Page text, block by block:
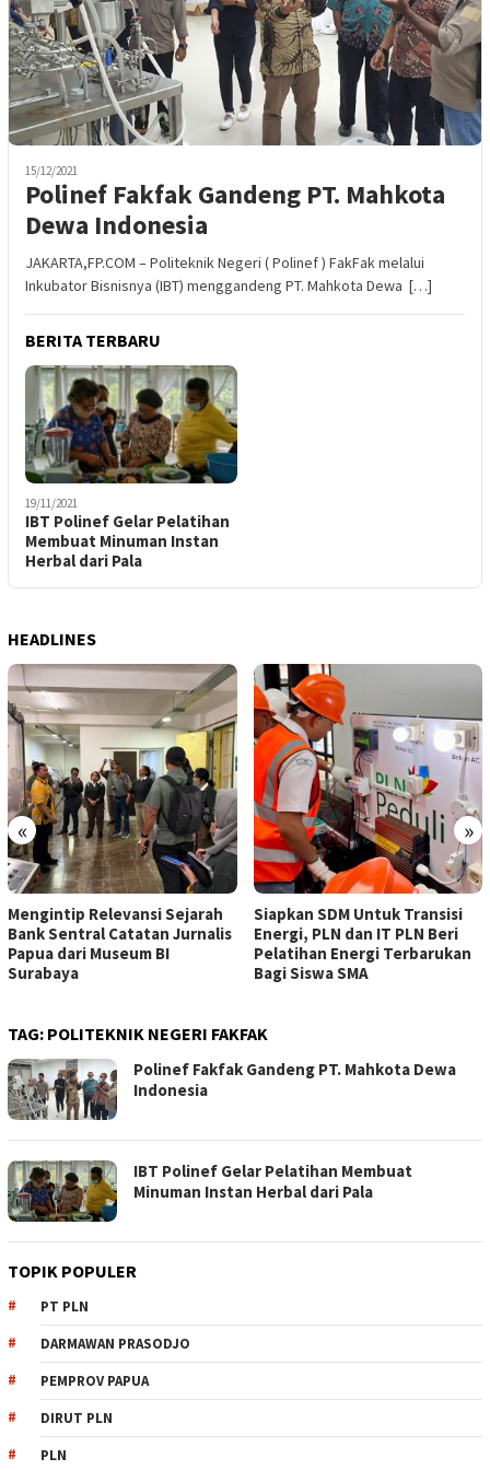
15/12/2021
Polinef Fakfak Gandeng PT. Mahkota
Dewa Indonesia
JAKARTA,FP.COM – Politeknik Negeri ( Polinef ) FakFak melalui
Inkubator Bisnisnya (IBT) menggandeng PT. Mahkota Dewa […]
BERITA TERBARU
19/11/2021
IBT Polinef Gelar Pelatihan
Membuat Minuman Instan
Herbal dari Pala
HEADLINES
« »
Mengintip Relevansi Sejarah
Bank Sentral Catatan Jurnalis
Papua dari Museum BI
Surabaya
Siapkan SDM Untuk Transisi
Energi, PLN dan IT PLN Beri
Pelatihan Energi Terbarukan
Bagi Siswa SMA
TAG: POLITEKNIK NEGERI FAKFAK
Polinef Fakfak Gandeng PT. Mahkota Dewa
Indonesia
IBT Polinef Gelar Pelatihan Membuat
Minuman Instan Herbal dari Pala
TOPIK POPULER
PT PLN
DARMAWAN PRASODJO
PEMPROV PAPUA
DIRUT PLN
PLN